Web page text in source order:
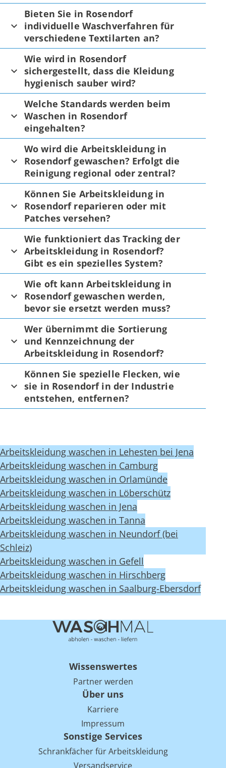
Bieten Sie in Rosendorf
individuelle Waschverfahren für
verschiedene Textilarten an?
Wie wird in Rosendorf
sichergestellt, dass die Kleidung
hygienisch sauber wird?
Welche Standards werden beim
Waschen in Rosendorf
eingehalten?
Wo wird die Arbeitskleidung in
Rosendorf gewaschen? Erfolgt die
Reinigung regional oder zentral?
Können Sie Arbeitskleidung in
Rosendorf reparieren oder mit
Patches versehen?
Wie funktioniert das Tracking der
Arbeitskleidung in Rosendorf?
Gibt es ein spezielles System?
Wie oft kann Arbeitskleidung in
Rosendorf gewaschen werden,
bevor sie ersetzt werden muss?
Wer übernimmt die Sortierung
und Kennzeichnung der
Arbeitskleidung in Rosendorf?
Können Sie spezielle Flecken, wie
sie in Rosendorf in der Industrie
entstehen, entfernen?
Arbeitskleidung waschen in Lehesten bei Jena
Arbeitskleidung waschen in Camburg
Arbeitskleidung waschen in Orlamünde
Arbeitskleidung waschen in Löberschütz
Arbeitskleidung waschen in Jena
Arbeitskleidung waschen in Tanna
Arbeitskleidung waschen in Neundorf (bei
Schleiz)
Arbeitskleidung waschen in Gefell
Arbeitskleidung waschen in Hirschberg
Arbeitskleidung waschen in Saalburg-Ebersdorf
Wissenswertes
Partner werden
Über uns
Karriere
Impressum
Sonstige Services
Schrankfächer für Arbeitskleidung
Versandservice